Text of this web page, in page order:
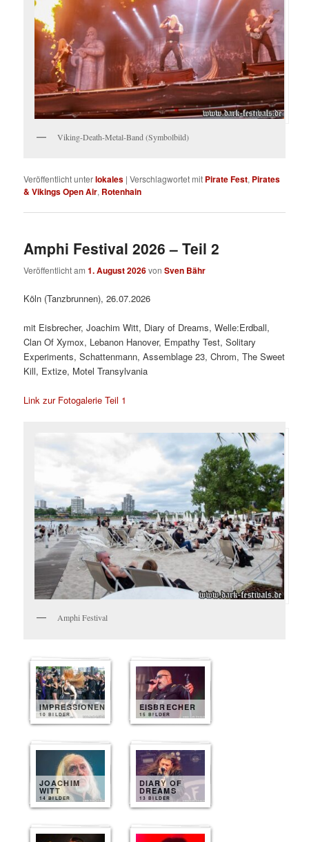
Viking-Death-Metal-Band (Symbolbild)
Veröffentlicht unterlokales |Verschlagwortet mit Pirate Fest, Pirates
& Vikings Open Air, Rotenhain
Amphi Festival 2026 – Teil 2
Veröffentlicht am1. August 2026vonSven Bähr
Köln (Tanzbrunnen), 26.07.2026
mit Eisbrecher, Joachim Witt, Diary of Dreams, Welle:Erdball,
Clan Of Xymox, Lebanon Hanover, Empathy Test, Solitary
Experiments, Schattenmann, Assemblage 23, Chrom, The Sweet
Kill, Extize, Motel Transylvania
Link zur Fotogalerie Teil 1
Amphi Festival
IMPRESSIONEN
10 BILDER
EISBRECHER
15 BILDER
JOACHIM
WITT
14 BILDER
DIARY OF
DREAMS
13 BILDER